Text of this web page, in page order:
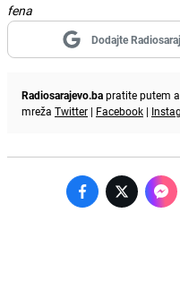
fena
Dodajte
Radiosarajevo.bapratite putem
mreža Twitter | Facebook |